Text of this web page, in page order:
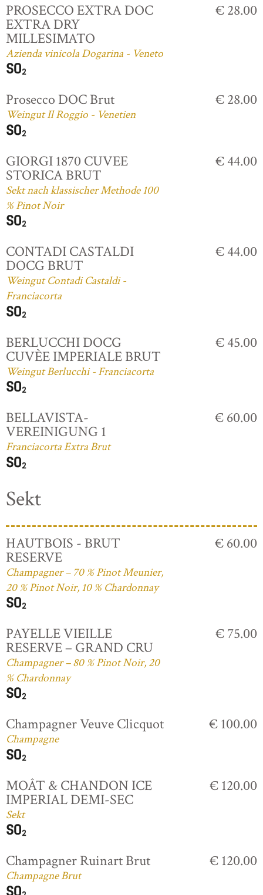
PROSECCO EXTRA DOC
EXTRA DRY
MILLESIMATO
Azienda vinicola Dogarina - Veneto
€ 28.00
Prosecco DOC Brut
Weingut Il Roggio - Venetien
€ 28.00
GIORGI 1870 CUVEE
STORICA BRUT
Sekt nach klassischer Methode 100
% Pinot Noir
€ 44.00
CONTADI CASTALDI
DOCG BRUT
Weingut Contadi Castaldi -
Franciacorta
€ 44.00
BERLUCCHI DOCG
CUVÈE IMPERIALE BRUT
Weingut Berlucchi - Franciacorta
€ 45.00
BELLAVISTA-
VEREINIGUNG 1
Franciacorta Extra Brut
€ 60.00
Sekt
HAUTBOIS - BRUT
RESERVE
Champagner – 70 % Pinot Meunier,
20 % Pinot Noir, 10 % Chardonnay
€ 60.00
PAYELLE VIEILLE
RESERVE – GRAND CRU
Champagner – 80 % Pinot Noir, 20
% Chardonnay
€ 75.00
Champagner Veuve Clicquot
Champagne
€ 100.00
MOÂT & CHANDON ICE
IMPERIAL DEMI-SEC
Sekt
€ 120.00
Champagner Ruinart Brut
Champagne Brut
€ 120.00